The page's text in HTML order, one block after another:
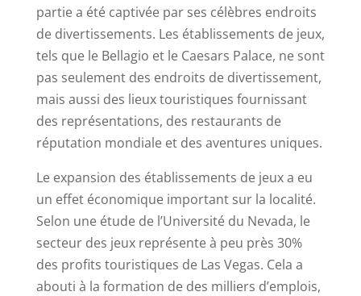
partie a été captivée par ses célèbres endroits
de divertissements. Les établissements de jeux,
tels que le Bellagio et le Caesars Palace, ne sont
pas seulement des endroits de divertissement,
mais aussi des lieux touristiques fournissant
des représentations, des restaurants de
réputation mondiale et des aventures uniques.
Le expansion des établissements de jeux a eu
un effet économique important sur la localité.
Selon une étude de l’Université du Nevada, le
secteur des jeux représente à peu près 30%
des profits touristiques de Las Vegas. Cela a
abouti à la formation de des milliers d’emplois,